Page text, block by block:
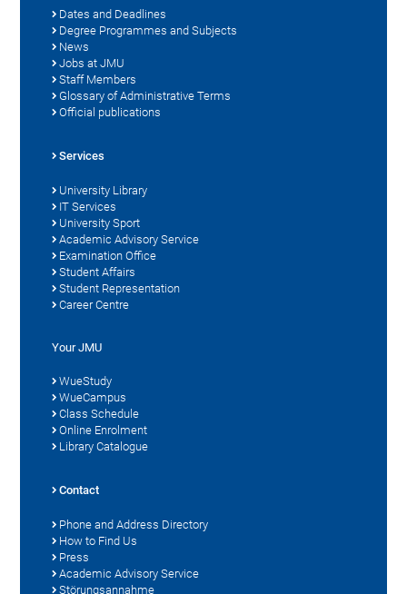
Dates and Deadlines
Degree Programmes and Subjects
News
Jobs at JMU
Staff Members
Glossary of Administrative Terms
Official publications
Services
University Library
IT Services
University Sport
Academic Advisory Service
Examination Office
Student Affairs
Student Representation
Career Centre
Your JMU
WueStudy
WueCampus
Class Schedule
Online Enrolment
Library Catalogue
Contact
Phone and Address Directory
How to Find Us
Press
Academic Advisory Service
Störungsannahme